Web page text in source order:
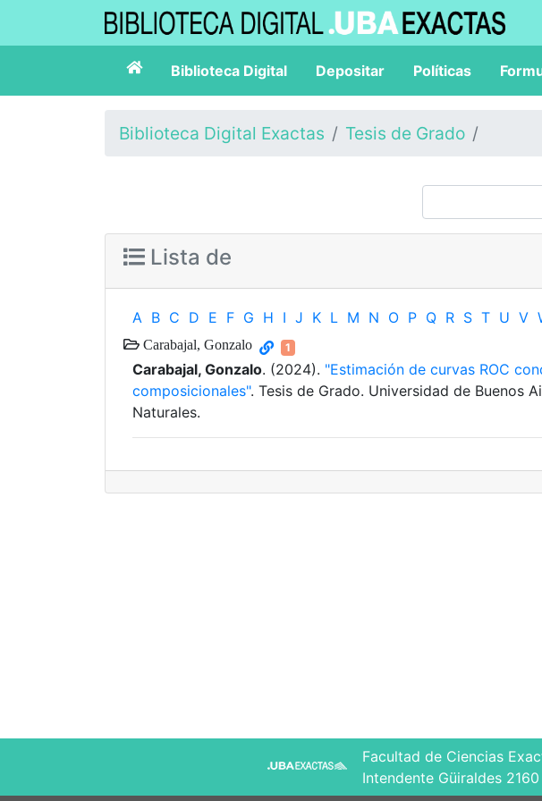
Biblioteca Digital Depositar Políticas
Biblioteca Digital Exactas Tesis de Grado
Lista de
A B C D E F G H I J K L M N O P Q R S T U V
Carabajal, Gonzalo 1
Carabajal, Gonzalo. (2024). "Estimación de curvas ROC
composicionales". Tesis de Grado. Universidad de Buenos
Naturales.
Facultad de Ciencias
Intendente Güiraldes